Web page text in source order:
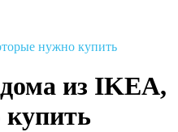
нужно купить
из IKEA,